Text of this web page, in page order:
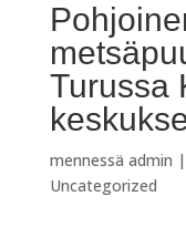
Turussa
mennessä admin |
Uncategorized